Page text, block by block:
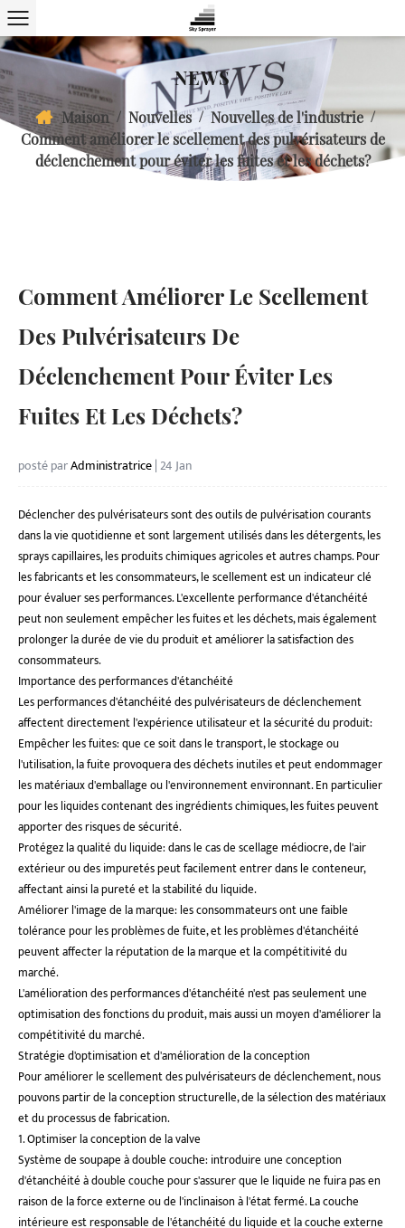
NEWS
Maison / Nouvelles / Nouvelles de l'industrie /
Comment améliorer le scellement des pulvérisateurs de
déclenchement pour éviter les fuites et les déchets?
Comment Améliorer Le Scellement
Des Pulvérisateurs De
Déclenchement Pour Éviter Les
Fuites Et Les Déchets?
posté parAdministratrice| 24 Jan
Déclencher des pulvérisateurssont des outils de pulvérisation courants
dans la vie quotidienne et sont largement utilisés dans les détergents, les
sprays capillaires, les produits chimiques agricoles et autres champs. Pour
les fabricants et les consommateurs, le scellement est un indicateur clé
pour évaluer ses performances. L'excellente performance d'étanchéité
peut non seulement empêcher les fuites et les déchets, mais également
prolonger la durée de vie du produit et améliorer la satisfaction des
consommateurs.
Importance des performances d'étanchéité
Les performances d'étanchéité des pulvérisateurs de déclenchement
affectent directement l'expérience utilisateur et la sécurité du produit:
Empêcher les fuites: que ce soit dans le transport, le stockage ou
l'utilisation, la fuite provoquera des déchets inutiles et peut endommager
les matériaux d'emballage ou l'environnement environnant. En particulier
pour les liquides contenant des ingrédients chimiques, les fuites peuvent
apporter des risques de sécurité.
Protégez la qualité du liquide: dans le cas de scellage médiocre, de l'air
extérieur ou des impuretés peut facilement entrer dans le conteneur,
affectant ainsi la pureté et la stabilité du liquide.
Améliorer l'image de la marque: les consommateurs ont une faible
tolérance pour les problèmes de fuite, et les problèmes d'étanchéité
peuvent affecter la réputation de la marque et la compétitivité du
marché.
L'amélioration des performances d'étanchéité n'est pas seulement une
optimisation des fonctions du produit, mais aussi un moyen d'améliorer la
compétitivité du marché.
Stratégie d'optimisation et d'amélioration de la conception
Pour améliorer le scellement des pulvérisateurs de déclenchement, nous
pouvons partir de la conception structurelle, de la sélection des matériaux
et du processus de fabrication.
1. Optimiser la conception de la valve
Système de soupape à double couche: introduire une conception
d'étanchéité à double couche pour s'assurer que le liquide ne fuira pas en
raison de la force externe ou de l'inclinaison à l'état fermé. La couche
intérieure est responsable de l'étanchéité du liquide et la couche externe